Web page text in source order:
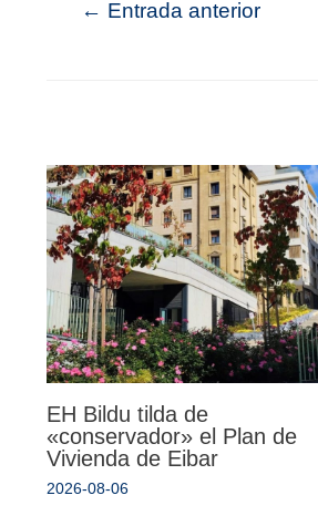
← Entrada anterior
EH Bildu tilda de
«conservador» el Plan de
Vivienda de Eibar
2026-08-06